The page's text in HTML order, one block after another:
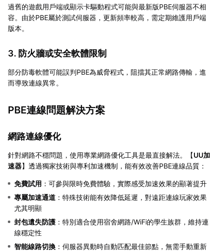
過舊的遊戲用戶端或顯示卡驅動程式可能與最新版PBE伺服器不相
容。由於PBE屬於測試伺服器，更新頻率較高，需定期維護用戶端
版本。
3. 防火牆或安全軟體限制
部分防毒軟體可能誤判PBE為威脅程式，阻擋其正常網路傳輸，進
而導致連線異常。
PBE連線問題解決方案
網路連線優化
針對網路不穩問題，使用專業網路優化工具是最直接解法。【UU加
速器】透過獨家技術與專利加速機制，能有效改善PBE連線品質：
免費試用 ：可參與限時免費體驗，實際感受加速效果的顯著提升
專屬加速通道 ：特殊技術能有效降低延遲，對遠距連線玩家效果
尤其明顯
封包遺失防護 ：特別適合使用宿舍網路/WiFi的學生族群，維持連
線穩定性
智能線路切換 ：伺服器異動時自動匹配最佳節點，無需手動重新